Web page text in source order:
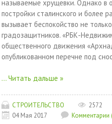
называемые хрущевки. Однако в
постройки сталинского и более
вызывает беспокойство не
градозащитников. «РБК-
общественного движения
опубликованном перечне под
... Читать дальше »
СТРОИТЕЛЬСТВО 2572
04 Мая 2017
Комментарии